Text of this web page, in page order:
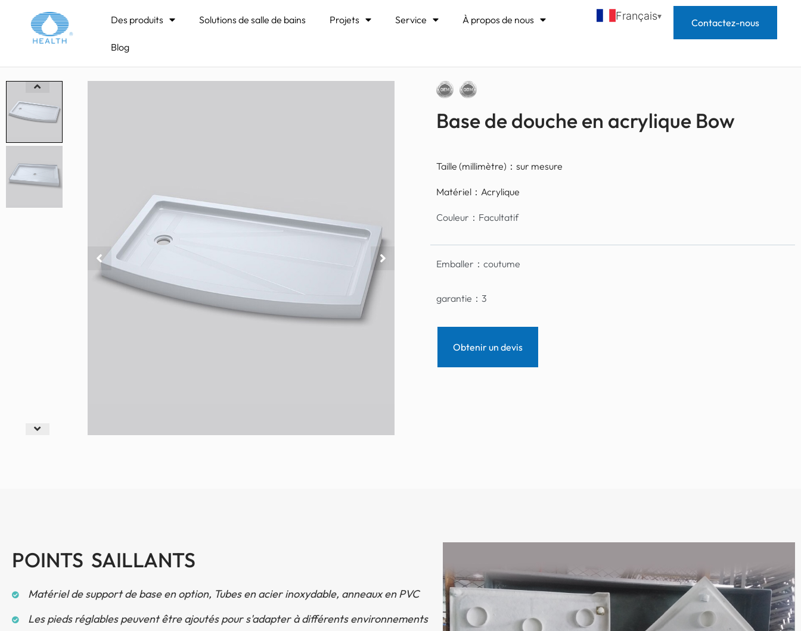
Des produits Solutions de salle de bains Projets Service À propos de nous
Blog
Français
Contactez-nous
Maison Receveurs de douche & Socles Base de douche en acrylique Bow
Base de douche en acrylique Bow
Taille (millimètre)： sur mesure
Matériel： Acrylique
Couleur： Facultatif
Emballer： coutume
garantie： 3
Obtenir un devis
POINTS SAILLANTS
Matériel de support de base en option, Tubes en acier inoxydable, anneaux en PVC
Les pieds réglables peuvent être ajoutés pour s'adapter à différents environnements